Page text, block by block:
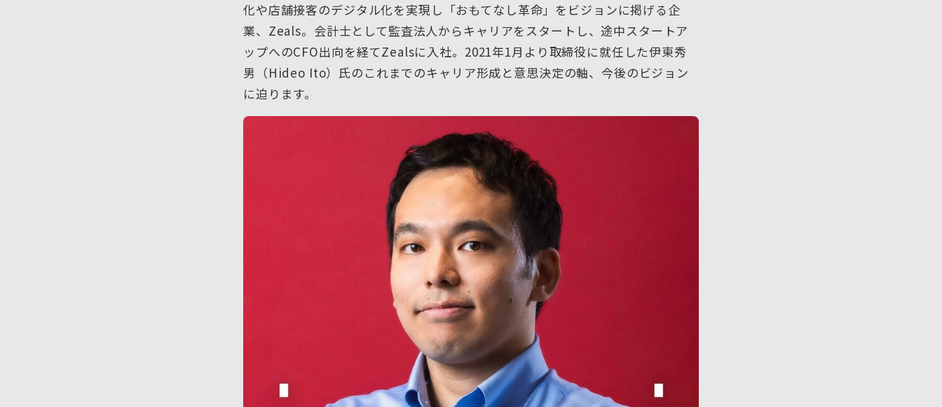
化や店舗接客のデジタル化を実現し「おもてなし革命」をビジョンに掲げる企
業、Zeals。会計士として監査法人からキャリアをスタートし、途中スタートア
ップへのCFO出向を経てZealsに入社。2021年1月より取締役に就任した伊東秀
男（Hideo Ito）氏のこれまでのキャリア形成と意思決定の軸、今後のビジョン
に迫ります。